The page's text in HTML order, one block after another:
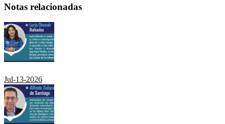
Notas relacionadas
Jul-13-2026